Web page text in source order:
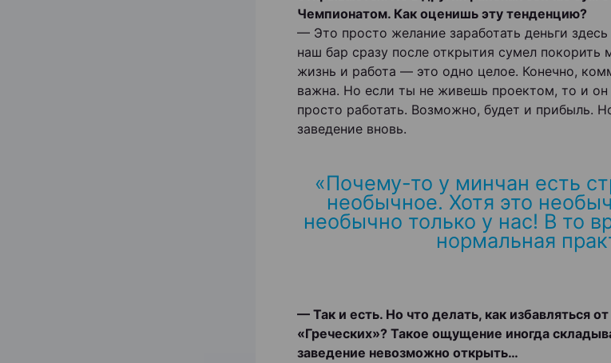
Чемпионатом. Как оценишь эту тенденцию?
— Это просто желание заработать деньги
наш бар сразу после открытия сумел покорить
жизнь и работа — это одно целое. Конечно,
важна. Но если ты не живешь проектом, то и он
просто работать. Возможно, будет и прибыль.
заведение вновь.
«Почему-то у минчан есть
необычное. Хотя это
необычно только у нас! В то
нормальная
— Так и есть. Но что делать, как избавляться
«Греческих»? Такое ощущение иногда
заведение невозможно открыть…